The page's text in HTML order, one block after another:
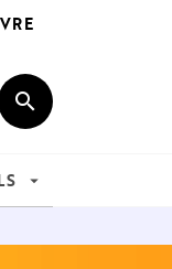
search
arrow_drop_down